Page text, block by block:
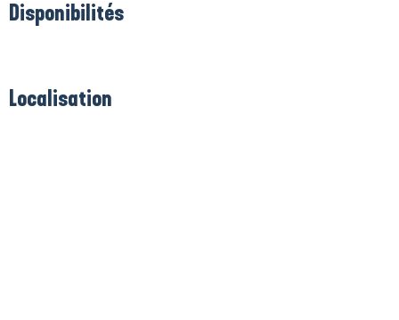
Disponibilités